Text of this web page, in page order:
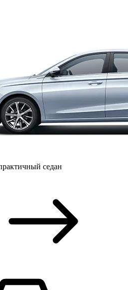
седан